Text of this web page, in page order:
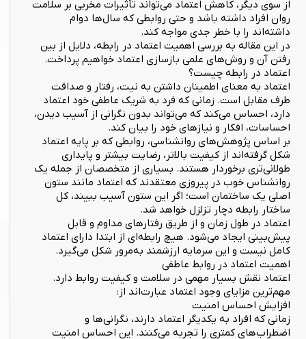
از سوی دیگر، کاهش اعتماد می‌تواند تأثیرات مخربی بر سلامت
روان افراد داشته باشد و حتی روابطی که سال‌ها دوام
داشته‌اند را با خطر جدی مواجه کند.
در این مقاله به بررسی اهمیت اعتماد در رابطه، دلایل از بین
رفتن آن و روش‌های علمی بازسازی اعتماد خواهیم پرداخت.
اعتماد در رابطه چیست؟
اعتماد به معنای اطمینان داشتن به نیت، رفتار و صداقت
طرف مقابل است. زمانی که فرد به شریک عاطفی خود اعتماد
دارد، احساس می‌کند که می‌تواند بدون نگرانی از آسیب دیدن،
احساسات، افکار و نیازهای خود را بیان کند.
بر اساس پژوهش‌های روانشناسی، روابطی که بر پایه اعتماد
شکل گرفته‌اند از کیفیت بالاتر، رضایت بیشتر و پایداری
طولانی‌تری برخوردار هستند. بسیاری از متخصصان از جمله یک
روانشناس خوب در پیروزی معتقدند که اعتماد مانند ستون
اصلی یک ساختمان است؛ اگر این ستون آسیب ببیند، کل
ساختار رابطه دچار تزلزل خواهد شد.
اعتماد در طول زمان و از طریق رفتارهای مداوم و قابل
پیش‌بینی ایجاد می‌شود. هیچ رابطه‌ای از ابتدا دارای اعتماد
کامل نیست و این سرمایه ارزشمند به‌مرور شکل می‌گیرد.
اهمیت اعتماد در روابط عاطفی
اعتماد نقش بسیار مهمی در سلامت و کیفیت روابط دارد.
مهم‌ترین مزایای وجود اعتماد عبارت‌اند از:
افزایش احساس امنیت
زمانی که افراد به یکدیگر اعتماد دارند، نگرانی‌ها و
اضطراب‌های کمتری را تجربه می‌کنند. این احساس امنیت